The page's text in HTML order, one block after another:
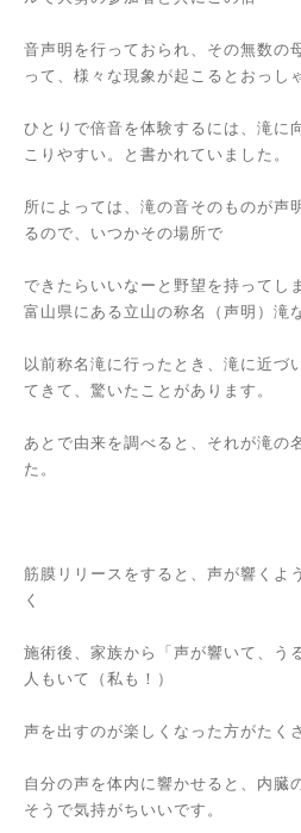
音声明を行っておられ、その無数の
って、様々な現象が起こるとおっし
ひとりで倍音を体験するには、滝に
こりやすい。と書かれていました。
所によっては、滝の音そのものが声
るので、いつかその場所で
できたらいいなーと野望を持ってし
富山県にある立山の称名（声明）滝
以前称名滝に行ったとき、滝に近づ
てきて、驚いたことがあります。
あとで由来を調べると、それが滝の
た。
筋膜リリースをすると、声が響くよ
く
施術後、家族から「声が響いて、う
人もいて（私も！）
声を出すのが楽しくなった方がたく
自分の声を体内に響かせると、内臓
そうで気持がちいいです。